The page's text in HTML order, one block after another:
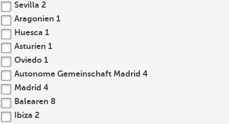
Sevilla 2
Aragonien 1
Huesca 1
Asturien 1
Oviedo 1
Autonome Gemeinschaft Madrid 4
Madrid 4
Balearen 8
Ibiza 2